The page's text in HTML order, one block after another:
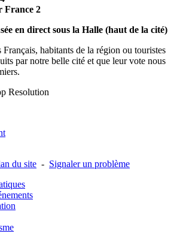
France 2
en direct sous la Halle (haut de la cité)
Français, habitants de la région ou touristes
par notre belle cité et que leur vote nous
du site - Signaler un problème